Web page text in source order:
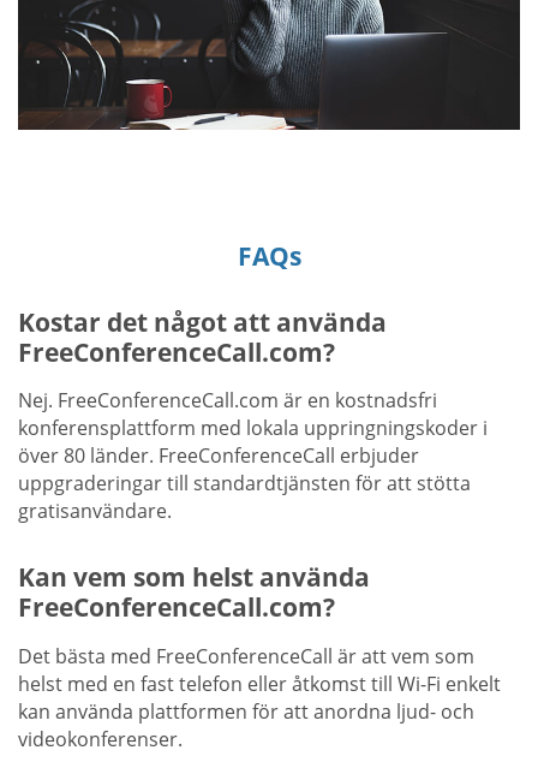
FAQs
Kostar det något att använda
FreeConferenceCall.com?
Nej. FreeConferenceCall.com är en kostnadsfri
konferensplattform med lokala uppringningskoder i
över 80 länder. FreeConferenceCall erbjuder
uppgraderingar till standardtjänsten för att stötta
gratisanvändare.
Kan vem som helst använda
FreeConferenceCall.com?
Det bästa med FreeConferenceCall är att vem som
helst med en fast telefon eller åtkomst till Wi-Fi enkelt
kan använda plattformen för att anordna ljud- och
videokonferenser.